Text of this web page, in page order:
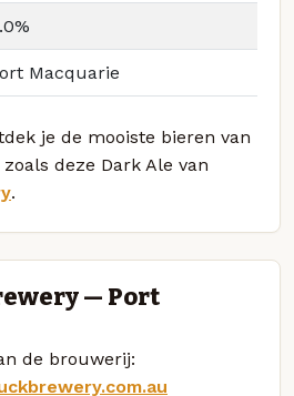
Macquarie
je de mooiste bieren van
deze Dark Ale van
.
— Port
de brouwerij: